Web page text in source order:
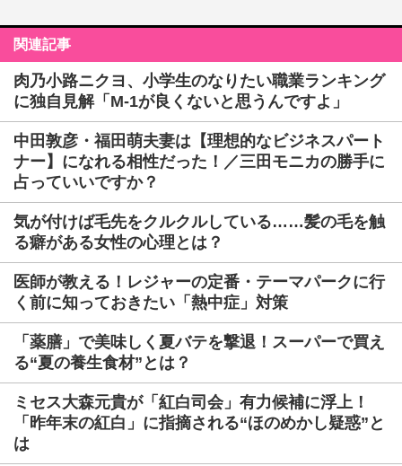
関連記事
肉乃小路ニクヨ、小学生のなりたい職業ランキング
に独自見解「M-1が良くないと思うんですよ」
中田敦彦・福田萌夫妻は【理想的なビジネスパート
ナー】になれる相性だった！／三田モニカの勝手に
占っていいですか？
気が付けば毛先をクルクルしている……髪の毛を触
る癖がある女性の心理とは？
医師が教える！レジャーの定番・テーマパークに行
く前に知っておきたい「熱中症」対策
「薬膳」で美味しく夏バテを撃退！スーパーで買え
る“夏の養生食材”とは？
ミセス大森元貴が「紅白司会」有力候補に浮上！
「昨年末の紅白」に指摘される“ほのめかし疑惑”と
は